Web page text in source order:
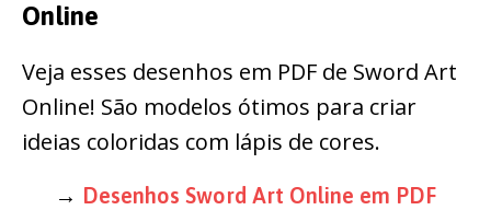
Online
Veja esses desenhos em PDF de Sword Art
Online! São modelos ótimos para criar
ideias coloridas com lápis de cores.
→ Desenhos Sword Art Online em PDF